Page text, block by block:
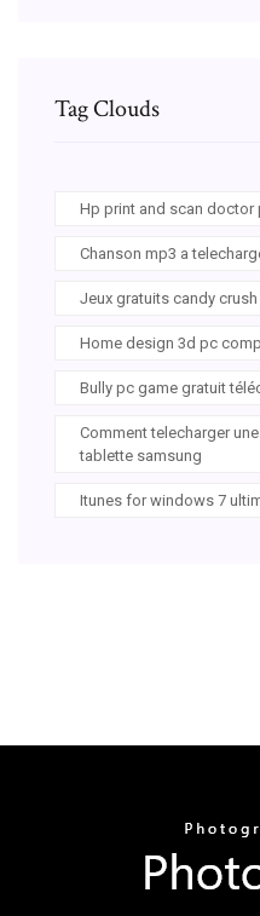
Tag Clouds
Hp print and scan doctor
Chanson mp3 a
Jeux gratuits candy
Home design 3d pc
Bully pc game gratuit
Comment telecharger
tablette samsung
Itunes for windows 7